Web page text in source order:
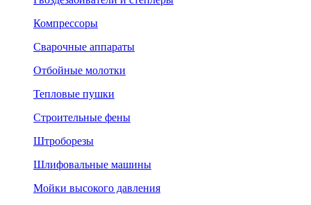
Компрессоры
Сварочные аппараты
Отбойные молотки
Тепловые пушки
Строительные фены
Штроборезы
Шлифовальные машины
Мойки высокого давления